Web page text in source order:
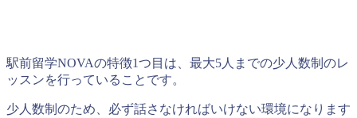
駅前留学NOVAの特徴1つ目は、最大5人までの少人数制のレ
ッスンを行っていることです。
少人数制のため、必ず話さなければいけない環境になります